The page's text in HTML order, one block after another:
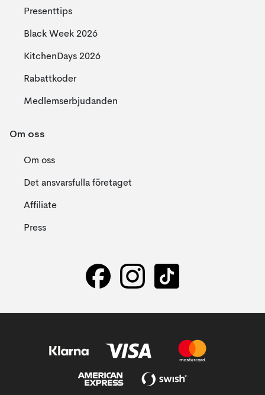
Presenttips
Black Week 2026
KitchenDays 2026
Rabattkoder
Medlemserbjudanden
Om oss
Om oss
Det ansvarsfulla företaget
Affiliate
Press